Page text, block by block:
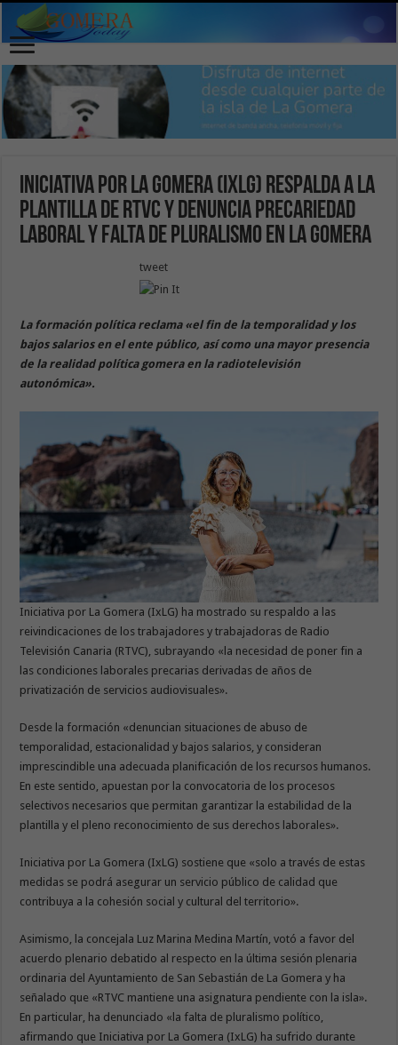
Iniciativa por La Gomera (IxLG) respalda a la
plantilla de RTVC y denuncia precariedad
laboral y falta de pluralismo en La Gomera
tweet
La formación política reclama «el fin de la temporalidad y los
bajos salarios en el ente público, así como una mayor presencia
de la realidad política gomera en la radiotelevisión
autonómica».
Iniciativa por La Gomera (IxLG) ha mostrado su respaldo a las
reivindicaciones de los trabajadores y trabajadoras de Radio
Televisión Canaria (RTVC), subrayando «la necesidad de poner fin a
las condiciones laborales precarias derivadas de años de
privatización de servicios audiovisuales».
Desde la formación «denuncian situaciones de abuso de
temporalidad, estacionalidad y bajos salarios, y consideran
imprescindible una adecuada planificación de los recursos humanos.
En este sentido, apuestan por la convocatoria de los procesos
selectivos necesarios que permitan garantizar la estabilidad de la
plantilla y el pleno reconocimiento de sus derechos laborales».
Iniciativa por La Gomera (IxLG) sostiene que «solo a través de estas
medidas se podrá asegurar un servicio público de calidad que
contribuya a la cohesión social y cultural del territorio».
Asimismo, la concejala Luz Marina Medina Martín, votó a favor del
acuerdo plenario debatido al respecto en la última sesión plenaria
ordinaria del Ayuntamiento de San Sebastián de La Gomera y ha
señalado que «RTVC mantiene una asignatura pendiente con la isla».
En particular, ha denunciado «la falta de pluralismo político,
afirmando que Iniciativa por La Gomera (IxLG) ha sufrido durante